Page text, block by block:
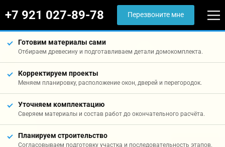
+7 921 027-89-78 Перезвоните мне
Готовим материалы сами
Отбираем древесину и подготавливаем детали домокомплекта.
Корректируем проекты
Меняем планировку, расположение окон, дверей и перегородок.
Уточняем комплектацию
Сверяем материалы и состав работ до окончательного расчёта.
Планируем строительство
Согласовываем подготовку участка и последовательность этапов.